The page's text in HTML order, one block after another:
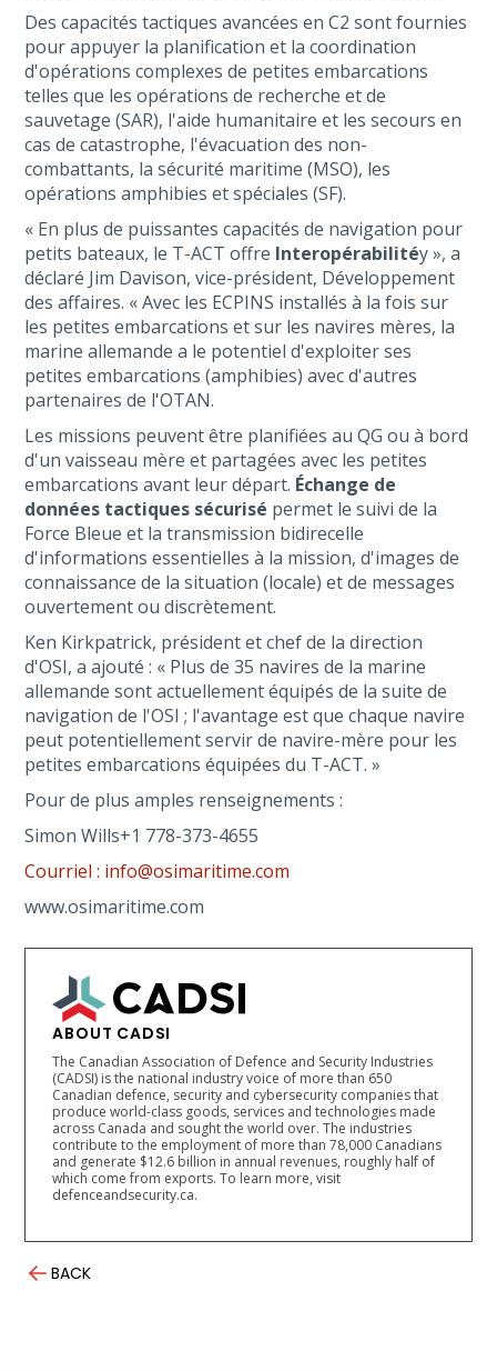
Des capacités tactiques avancées en C2 sont fournies
pour appuyer la planification et la coordination
d'opérations complexes de petites embarcations
telles que les opérations de recherche et de
sauvetage (SAR), l'aide humanitaire et les secours en
cas de catastrophe, l'évacuation des non-
combattants, la sécurité maritime (MSO), les
opérations amphibies et spéciales (SF).
« En plus de puissantes capacités de navigation pour
petits bateaux, le T-ACT offre Interopérabilitéy », a
déclaré Jim Davison, vice-président, Développement
des affaires. « Avec les ECPINS installés à la fois sur
les petites embarcations et sur les navires mères, la
marine allemande a le potentiel d'exploiter ses
petites embarcations (amphibies) avec d'autres
partenaires de l'OTAN.
Les missions peuvent être planifiées au QG ou à bord
d'un vaisseau mère et partagées avec les petites
embarcations avant leur départ. Échange de
données tactiques sécurisé permet le suivi de la
Force Bleue et la transmission bidirecelle
d'informations essentielles à la mission, d'images de
connaissance de la situation (locale) et de messages
ouvertement ou discrètement.
Ken Kirkpatrick, président et chef de la direction
d'OSI, a ajouté : « Plus de 35 navires de la marine
allemande sont actuellement équipés de la suite de
navigation de l'OSI ; l'avantage est que chaque navire
peut potentiellement servir de navire-mère pour les
petites embarcations équipées du T-ACT. »
Pour de plus amples renseignements :
Simon Wills+1 778-373-4655
Courriel : info@osimaritime.com
www.osimaritime.com
ABOUT CADSI
The Canadian Association of Defence and Security Industries
(CADSI) is the national industry voice of more than 650
Canadian defence, security and cybersecurity companies that
produce world-class goods, services and technologies made
across Canada and sought the world over. The industries
contribute to the employment of more than 78,000 Canadians
and generate $12.6 billion in annual revenues, roughly half of
which come from exports. To learn more, visit
defenceandsecurity.ca.
BACK